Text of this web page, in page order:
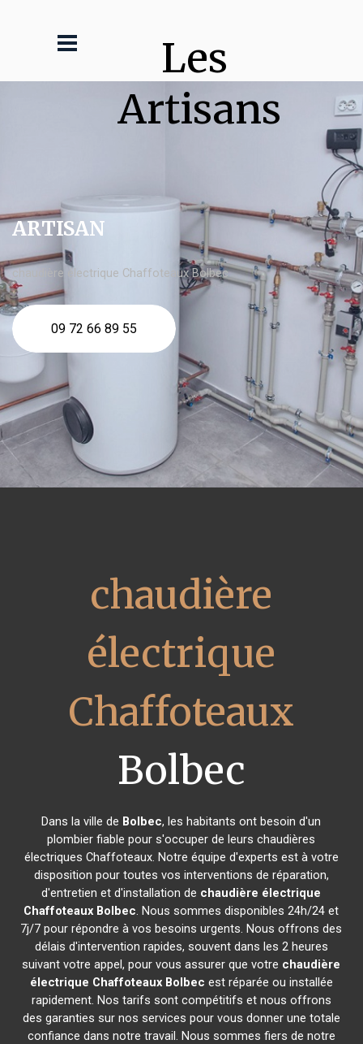
Les
Artisans
ARTISAN
chaudière électrique Chaffoteaux Bolbec
09 72 66 89 55
chaudière
électrique
Chaffoteaux
Bolbec
Dans la ville de Bolbec, les habitants ont besoin d'un
plombier fiable pour s'occuper de leurs chaudières
électriques Chaffoteaux. Notre équipe d'experts est à votre
disposition pour toutes vos interventions de réparation,
d'entretien et d'installation de chaudière électrique
Chaffoteaux Bolbec. Nous sommes disponibles 24h/24 et
7j/7 pour répondre à vos besoins urgents. Nous offrons des
délais d'intervention rapides, souvent dans les 2 heures
suivant votre appel, pour vous assurer que votre chaudière
électrique Chaffoteaux Bolbec est réparée ou installée
rapidement. Nos tarifs sont compétitifs et nous offrons
des garanties sur nos services pour vous donner une totale
confiance dans notre travail. Nous sommes fiers de notre